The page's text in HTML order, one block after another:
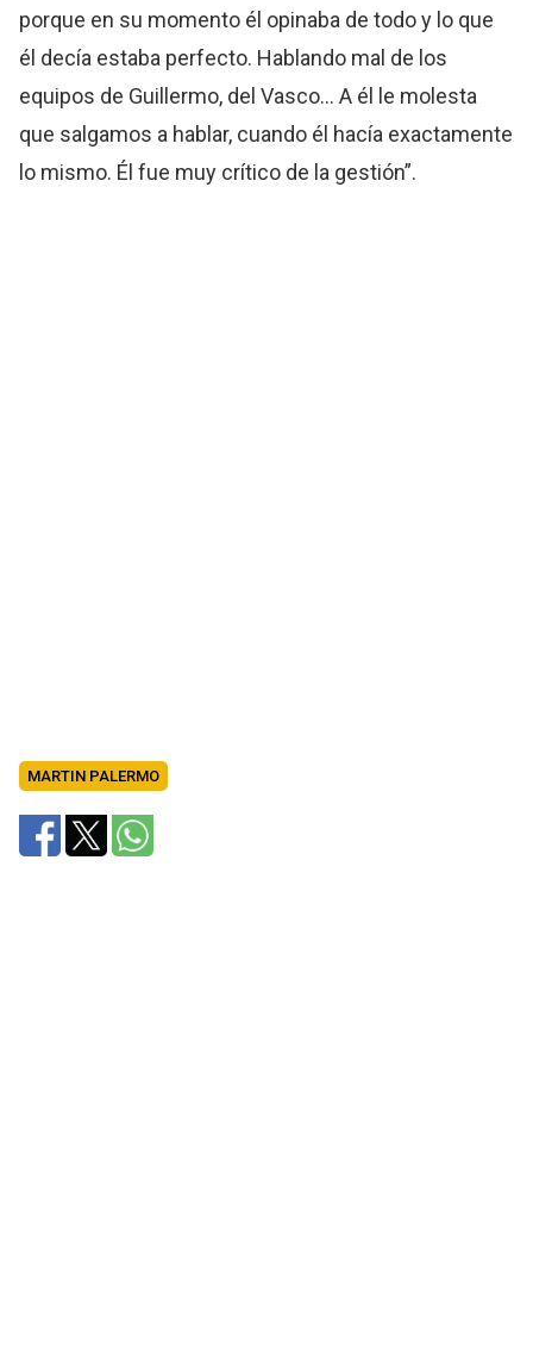
porque en su momento él opinaba de todo y lo que
él decía estaba perfecto. Hablando mal de los
equipos de Guillermo, del Vasco… A él le molesta
que salgamos a hablar, cuando él hacía exactamente
lo mismo. Él fue muy crítico de la gestión”.
MARTIN PALERMO